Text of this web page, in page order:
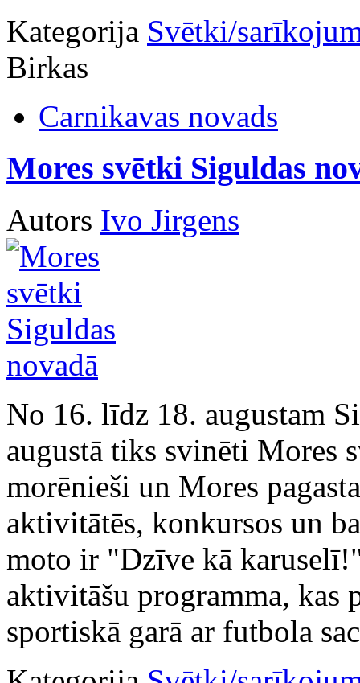
Kategorija Svētki/
Birkas
Carnikavas novads
Mores svētki Siguldas
Autors Ivo Jirgens
No 16. līdz 18. augustam
augustā tiks svinēti Mores
morēnieši un Mores
aktivitātēs, konkursos un
moto ir "Dzīve kā
aktivitāšu programma, kas
sportiskā garā ar futbola